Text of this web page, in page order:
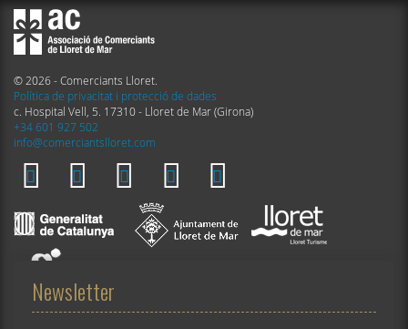
© 2026 - Comerciants Lloret.
Política de privacitat i protecció de dades
c. Hospital Vell, 5. 17310 - Lloret de Mar (Girona)
+34 601 927 502
info@comerciantslloret.com
Newsletter